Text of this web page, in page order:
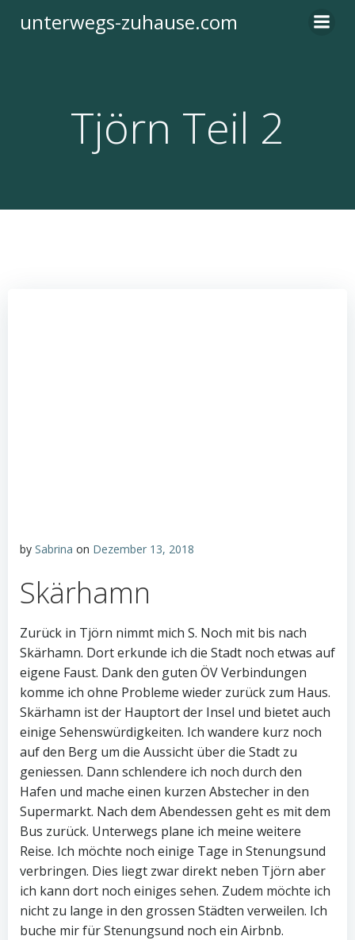
Inhalt
unterwegs-zuhause.com
Tjörn Teil 2
by Sabrina on Dezember 13, 2018
Skärhamn
Zurück in Tjörn nimmt mich S. Noch mit bis nach
Skärhamn. Dort erkunde ich die Stadt noch etwas auf
eigene Faust. Dank den guten ÖV Verbindungen
komme ich ohne Probleme wieder zurück zum Haus.
Skärhamn ist der Hauptort der Insel und bietet auch
einige Sehenswürdigkeiten. Ich wandere kurz noch
auf den Berg um die Aussicht über die Stadt zu
geniessen. Dann schlendere ich noch durch den
Hafen und mache einen kurzen Abstecher in den
Supermarkt. Nach dem Abendessen geht es mit dem
Bus zurück. Unterwegs plane ich meine weitere
Reise. Ich möchte noch einige Tage in Stenungsund
verbringen. Dies liegt zwar direkt neben Tjörn aber
ich kann dort noch einiges sehen. Zudem möchte ich
nicht zu lange in den grossen Städten verweilen. Ich
buche mir für Stenungsund noch ein Airbnb.